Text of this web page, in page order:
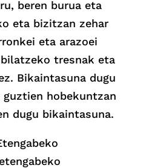
beren burua eta
eta bizitzan zehar
eta arazoei
tresnak eta
Bikaintasuna dugu
guztien hobekuntzan
dugu bikaintasuna.